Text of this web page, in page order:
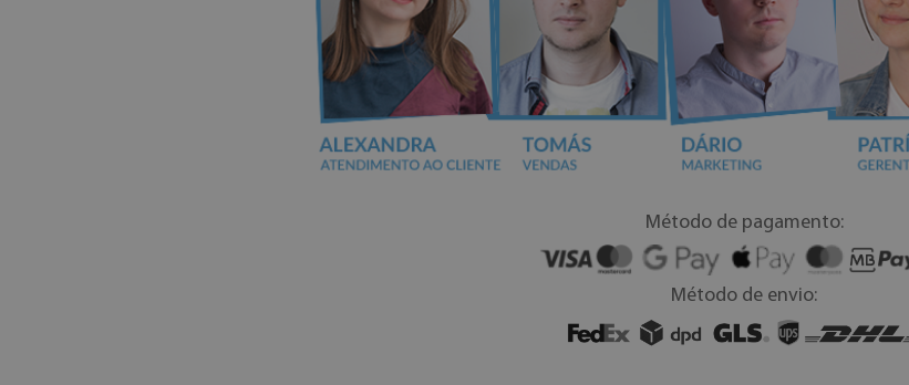
Método de pagamento:
Método de envio: